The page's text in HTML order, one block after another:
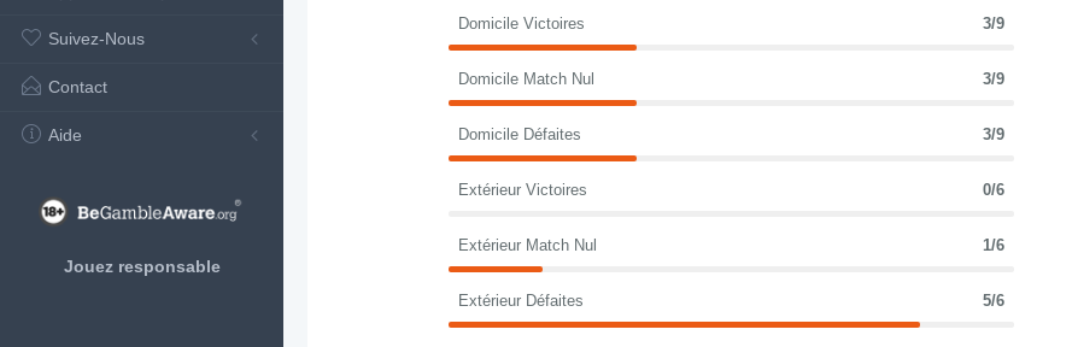
Suivez-Nous
Contact
Aide
Jouez responsable
Domicile Victoires 3/9
Domicile Match Nul 3/9
Domicile Défaites 3/9
Extérieur Victoires 0/6
Extérieur Match Nul 1/6
Extérieur Défaites 5/6